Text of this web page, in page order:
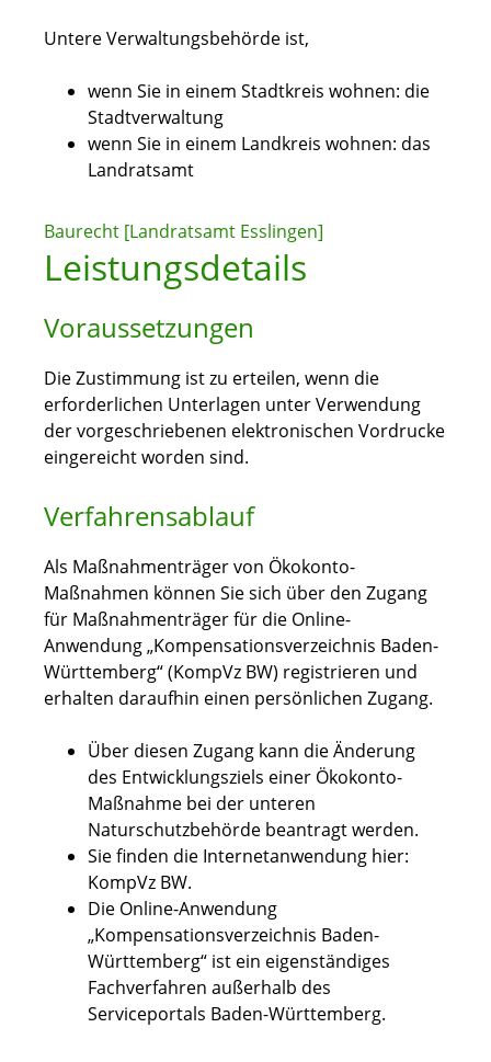
Untere Verwaltungsbehörde ist,
wenn Sie in einem Stadtkreis wohnen: die
Stadtverwaltung
wenn Sie in einem Landkreis wohnen: das
Landratsamt
Baurecht [Landratsamt Esslingen]
Leistungsdetails
Voraussetzungen
Die Zustimmung ist zu erteilen, wenn die
erforderlichen Unterlagen unter Verwendung
der vorgeschriebenen elektronischen Vordrucke
eingereicht worden sind.
Verfahrensablauf
Als Maßnahmenträger von Ökokonto-
Maßnahmen können Sie sich über den Zugang
für Maßnahmenträger für die Online-
Anwendung „Kompensationsverzeichnis Baden-
Württemberg“ (KompVz BW) registrieren und
erhalten daraufhin einen persönlichen Zugang.
Über diesen Zugang kann die Änderung
des Entwicklungsziels einer Ökokonto-
Maßnahme bei der unteren
Naturschutzbehörde beantragt werden.
Sie finden die Internetanwendung hier:
KompVz BW.
Die Online-Anwendung
„Kompensationsverzeichnis Baden-
Württemberg“ ist ein eigenständiges
Fachverfahren außerhalb des
Serviceportals Baden-Württemberg.